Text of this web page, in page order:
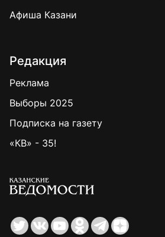
Афиша Казани
Редакция
Реклама
Выборы 2025
Подписка на газету
«КВ» - 35!